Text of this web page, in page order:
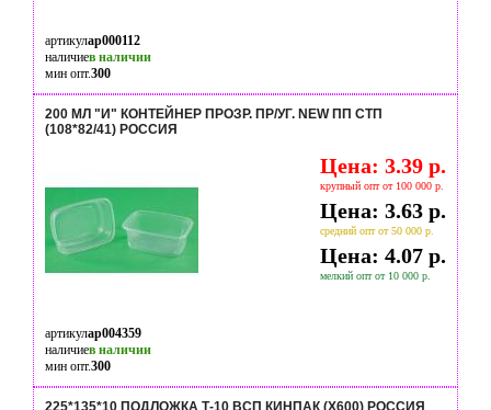
артикулap000112
наличиев наличии
мин опт.300
200 МЛ "И" КОНТЕЙНЕР ПРОЗР. ПР/УГ. NEW ПП СТП
(108*82/41) РОССИЯ
Цена: 3.39 р.
крупный опт от 100 000 р.
Цена: 3.63 р.
средний опт от 50 000 р.
Цена: 4.07 р.
мелкий опт от 10 000 р.
артикулap004359
наличиев наличии
мин опт.300
225*135*10 ПОДЛОЖКА Т-10 ВСП КИНПАК (Х600) РОССИЯ